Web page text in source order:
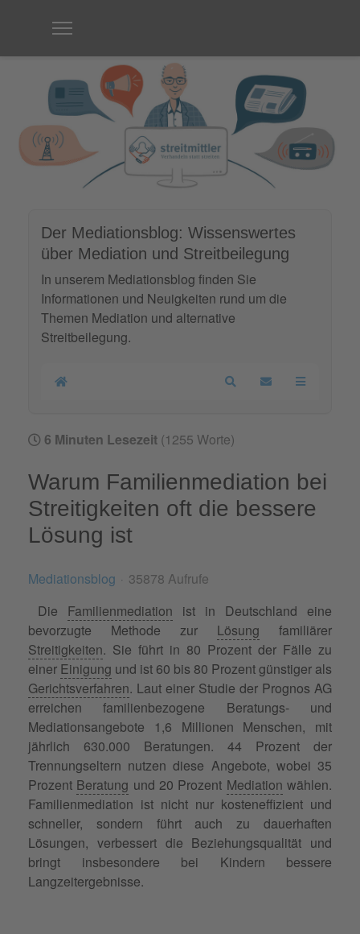
Der Mediationsblog: Wissenswertes
über Mediation und Streitbeilegung
In unserem Mediationsblog finden Sie
Informationen und Neuigkeiten rund um die
Themen Mediation und alternative
Streitbeilegung.
Home SearchUpdates
6 Minuten Lesezeit (1255 Worte)
Warum Familienmediation bei
Streitigkeiten oft die bessere
Lösung ist
Mediationsblog
35878 Aufrufe
Die Familienmediation ist in Deutschland eine
bevorzugte Methode zur Lösung familiärer
Streitigkeiten. Sie führt in 80 Prozent der Fälle zu
einer Einigung und ist 60 bis 80 Prozent günstiger als
Gerichtsverfahren. Laut einer Studie der Prognos AG
erreichen familienbezogene Beratungs- und
Mediationsangebote 1,6 Millionen Menschen, mit
jährlich 630.000 Beratungen. 44 Prozent der
Trennungseltern nutzen diese Angebote, wobei 35
Prozent Beratung und 20 Prozent Mediation wählen.
Familienmediation ist nicht nur kosteneffizient und
schneller, sondern führt auch zu dauerhaften
Lösungen, verbessert die Beziehungsqualität und
bringt insbesondere bei Kindern bessere
Langzeitergebnisse.